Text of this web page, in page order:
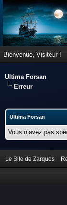
Bienvenue, Visiteur !
Ultima Forsan
Erreur
Ultima Forsan
Vous n’avez pas
Le Site de Zarquos